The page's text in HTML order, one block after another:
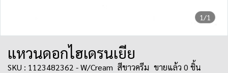
1/1
แหวนดอกไฮเดรนเยีย
SKU : 1123482362 - W/Cream สีขาวครีม ขายแล้ว 0 ชิ้น